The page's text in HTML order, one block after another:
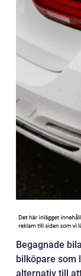
Begagnade
bilköpare som
alternativ till